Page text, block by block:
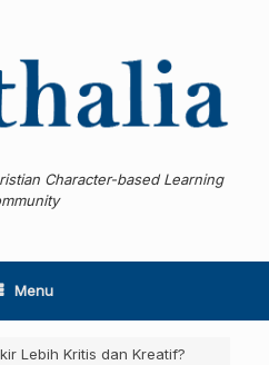
Character-based Learning
Menu
Lebih Kritis dan Kreatif?